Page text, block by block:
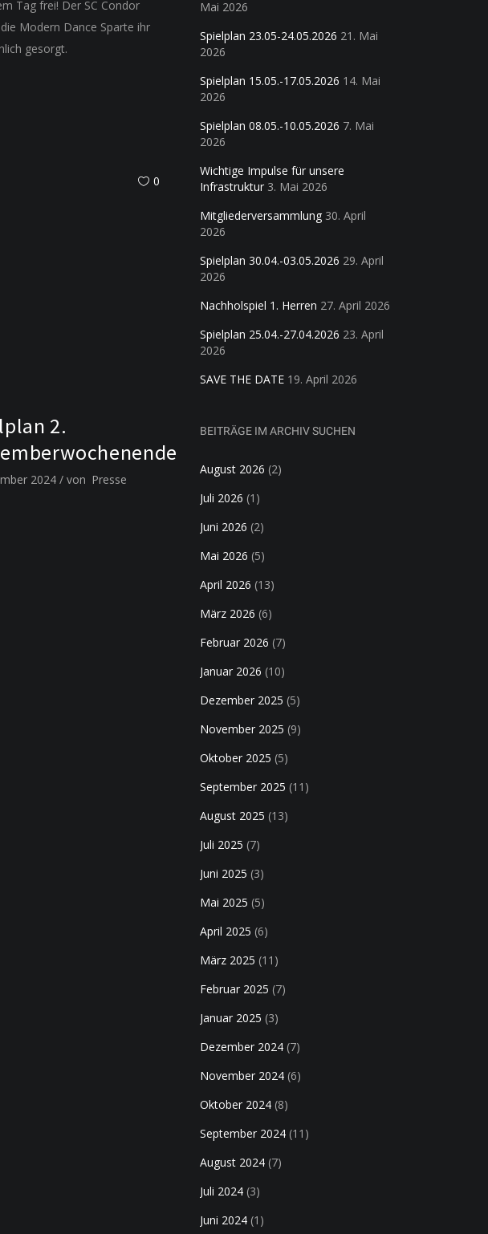
Tag frei! Der SC Condor
Modern Dance Sparte ihr
gesorgt.
0
2.
2024 von Presse
Mai 2026
Spielplan 23.05-24.05.2026 21. Mai
2026
Spielplan 15.05.-17.05.2026 14. Mai
2026
Spielplan 08.05.-10.05.2026 7. Mai
2026
Wichtige Impulse für unsere
Infrastruktur 3. Mai 2026
Mitgliederversammlung 30. April
2026
Spielplan 30.04.-03.05.2026 29. April
2026
Nachholspiel 1. Herren 27. April 2026
Spielplan 25.04.-27.04.2026 23. April
2026
SAVE THE DATE 19. April 2026
BEITRÄGE IM ARCHIV SUCHEN
August 2026 (2)
Juli 2026 (1)
Juni 2026 (2)
Mai 2026 (5)
April 2026 (13)
März 2026 (6)
Februar 2026 (7)
Januar 2026 (10)
Dezember 2025 (5)
November 2025 (9)
Oktober 2025 (5)
September 2025 (11)
August 2025 (13)
Juli 2025 (7)
Juni 2025 (3)
Mai 2025 (5)
April 2025 (6)
März 2025 (11)
Februar 2025 (7)
Januar 2025 (3)
Dezember 2024(7)
November 2024(6)
Oktober 2024(8)
September 2024(11)
August 2024(7)
Juli 2024(3)
Juni 2024(1)